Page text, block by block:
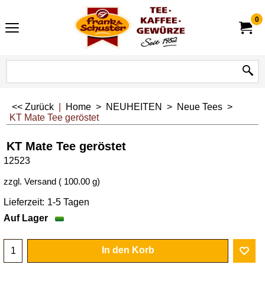
0
<< Zurück Home > NEUHEITEN > Neue Tees >
KT Mate Tee geröstet
KT Mate Tee geröstet
12523
zzgl. Versand 100.00 g
Lieferzeit: 1-5 Tagen
Auf Lager
In den Korb